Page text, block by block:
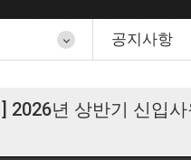
공지사항
2026년 상반기 신입사